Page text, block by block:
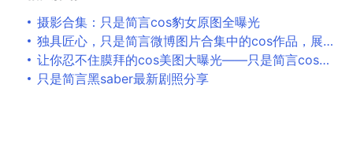
摄影合集：只是简言cos豹女原图全曝光
独具匠心，只是简言微博图片合集中的cos作品，展现了作者与角色相融的默契。
让你忍不住膜拜的cos美图大曝光——只是简言cos写真本更新分享
只是简言黑saber最新剧照分享